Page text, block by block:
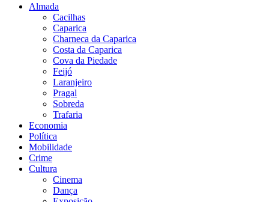
Almada
Cacilhas
Caparica
Charneca da Caparica
Costa da Caparica
Cova da Piedade
Feijó
Laranjeiro
Pragal
Sobreda
Trafaria
Economia
Política
Mobilidade
Crime
Cultura
Cinema
Dança